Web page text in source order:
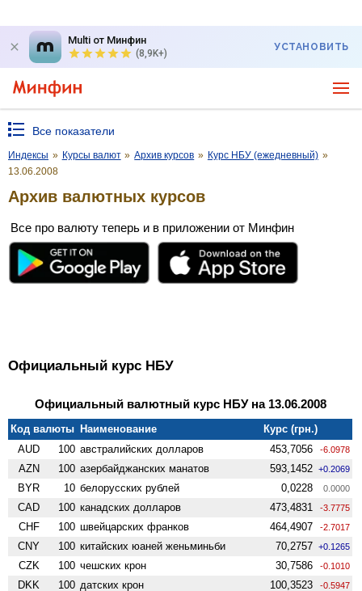
Multi от Минфин
(8,9K+)
УСТАНОВИТЬ
Все показатели
Индексы » Курсы валют » Архив курсов » Курс НБУ (ежедневный) »
13.06.2008
Архив валютных курсов
Все про валюту теперь и в приложении от Минфин
Официальный курс НБУ
Официальный валютный курс НБУ на 13.06.2008
Код валюты Наименование
Курс (грн.)
AUD
100 австралийских долларов 453,7056 -6.0978
AZN 100 азербайджанских манатов 593,1452 +0.2069
BYR 10 белорусских рублей 0,0228 0.0000
CAD 100 канадских долларов 473,4831 -3.7775
CHF 100 швейцарских франков 464,4907 -2.7017
CNY 100 китайских юаней женьминьби 70,2757 +0.1265
CZK 100 чешских крон 30,7586 -0.1010
DKK 100 датских крон 100,3523 -0.5947